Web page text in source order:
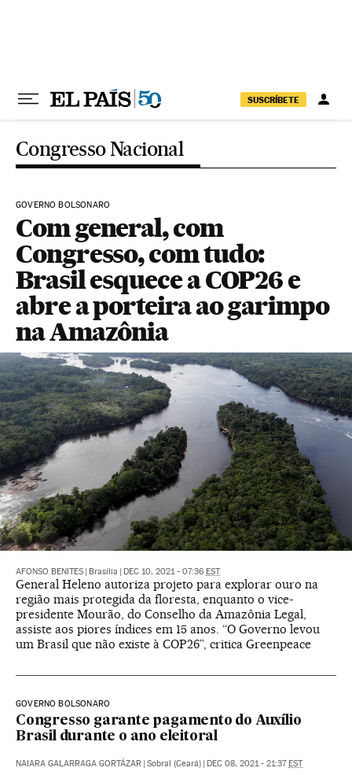
SUSCRÍBETE
Congresso Nacional
GOVERNO BOLSONARO
Com general, com
Congresso, com tudo:
Brasil esquece a COP26 e
abre a porteira ao garimpo
na Amazônia
AFONSO BENITES Brasília DEC 10, 2021 - 07:36 EST
General Heleno autoriza projeto para explorar ouro na
região mais protegida da floresta, enquanto o vice-
presidente Mourão, do Conselho da Amazônia Legal,
assiste aos piores índices em 15 anos. “O Governo levou
um Brasil que não existe à COP26”, critica Greenpeace
GOVERNO BOLSONARO
Congresso garante pagamento do Auxílio
Brasil durante o ano eleitoral
NAIARA GALARRAGA GORTÁZAR Sobral (Ceará) DEC 08, 2021 - 21:37 EST